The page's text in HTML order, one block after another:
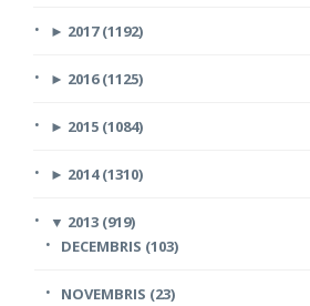
► 2017 (1192)
► 2016 (1125)
► 2015 (1084)
► 2014 (1310)
▼ 2013 (919)
DECEMBRIS (103)
NOVEMBRIS (23)